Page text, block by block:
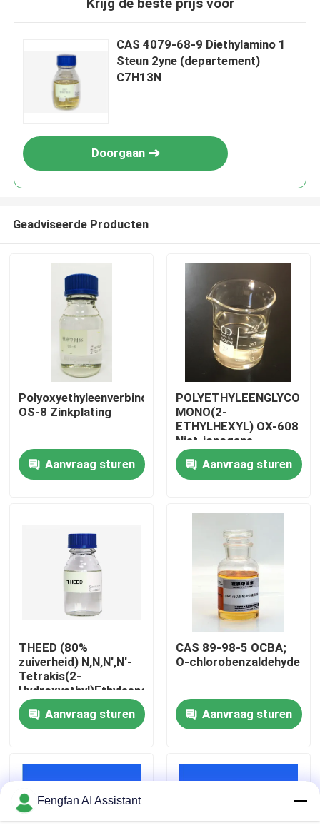
Huis
Producten
Over Ons
Kwaliteitscontrole
Neem contact met ons op
Offerte Aanvragen
Chemicaliën voor zinkplaten
Krijg de beste prijs voor
CAS 4079-68-9 Diethylamino 1
Steun 2yne (departement)
C7H13N
Doorgaan
Geadviseerde Producten
Polyoxyethyleenverbinding
OS-8 Zinkplating
Aanvraag sturen
POLYETHYLEENGLYCOL
MONO(2-
ETHYLHEXYL) OX-608
Niet-ionogene
oppervlakteactieve
stof met ≥80%
bepaling
Aanvraag sturen
THEED (80%
zuiverheid) N,N,N',N'-
Tetrakis(2-
Hydroxyethyl)Ethyleendiamine
Aanvraag sturen
CAS 89-98-5 OCBA;
O-chlorobenzaldehyde
Aanvraag sturen
Fengfan AI Assistant